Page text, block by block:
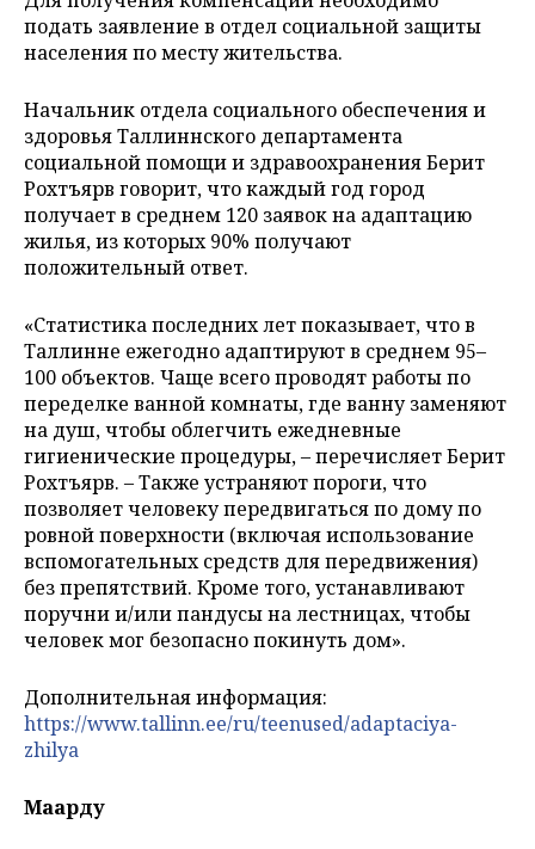
подать заявление в отдел социальной защиты
населения по месту жительства.
Начальник отдела социального обеспечения и
здоровья Таллиннского департамента
социальной помощи и здравоохранения Берит
Рохтъярв говорит, что каждый год город
получает в среднем 120 заявок на адаптацию
жилья, из которых 90% получают
положительный ответ.
«Статистика последних лет показывает, что в
Таллинне ежегодно адаптируют в среднем 95–
100 объектов. Чаще всего проводят работы по
переделке ванной комнаты, где ванну заменяют
на душ, чтобы облегчить ежедневные
гигиенические процедуры, – перечисляет Берит
Рохтъярв. – Также устраняют пороги, что
позволяет человеку передвигаться по дому по
ровной поверхности (включая использование
вспомогательных средств для передвижения)
без препятствий. Кроме того, устанавливают
поручни и/или пандусы на лестницах, чтобы
человек мог безопасно покинуть дом».
Дополнительная информация:
https://www.tallinn.ee/ru/teenused/adaptaciya-
zhilya
Маарду